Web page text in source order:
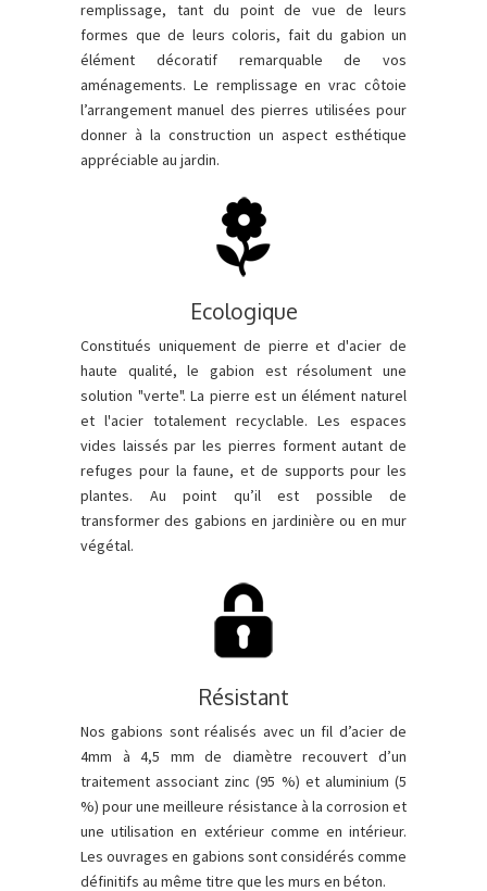
remplissage, tant du point de vue de leurs
formes que de leurs coloris, fait du gabion un
élément décoratif remarquable de vos
aménagements. Le remplissage en vrac côtoie
l’arrangement manuel des pierres utilisées pour
donner à la construction un aspect esthétique
appréciable au jardin.
Ecologique
Constitués uniquement de pierre et d'acier de
haute qualité, le gabion est résolument une
solution "verte". La pierre est un élément naturel
et l'acier totalement recyclable. Les espaces
vides laissés par les pierres forment autant de
refuges pour la faune, et de supports pour les
plantes. Au point qu’il est possible de
transformer des gabions en jardinière ou en mur
végétal.
Résistant
Nos gabions sont réalisés avec un fil d’acier de
4mm à 4,5 mm de diamètre recouvert d’un
traitement associant zinc (95 %) et aluminium (5
%) pour une meilleure résistance à la corrosion et
une utilisation en extérieur comme en intérieur.
Les ouvrages en gabions sont considérés comme
définitifs au même titre que les murs en béton.